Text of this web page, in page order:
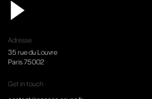
Adresse
35 rue du Louvre
Paris 75002
Get in touch